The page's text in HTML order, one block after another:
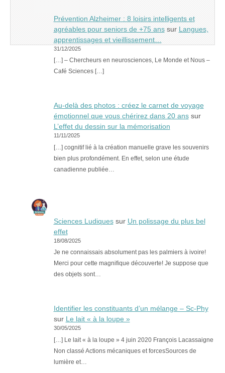
Prévention Alzheimer : 8 loisirs intelligents et
agréables pour seniors de +75 anssur Langues,
apprentissages et vieillissement…
31/12/2025
[…] – Chercheurs en neurosciences, Le Monde et Nous –
Café Sciences […]
Au-delà des photos : créez le carnet de voyage
émotionnel que vous chérirez dans 20 anssur
L’effet du dessin sur la mémorisation
11/11/2025
[…] cognitif lié à la création manuelle grave les souvenirs
bien plus profondément. En effet, selon une étude
canadienne publiée…
Sciences Ludiquessur Un polissage du plus bel
effet
18/08/2025
Je ne connaissais absolument pas les palmiers à ivoire!
Merci pour cette magnifique découverte! Je suppose que
des objets sont…
Identifier les constituants d’un mélange – Sc-Phy
sur Le lait « à la loupe »
30/05/2025
[…] Le lait « à la loupe » 4 juin 2020 François Lacassaigne
Non classé Actions mécaniques et forcesSources de
lumière et…